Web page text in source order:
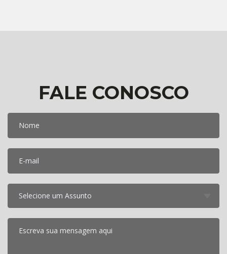
FALE CONOSCO
Nome
E-mail
Escreva sua mensagem aqui